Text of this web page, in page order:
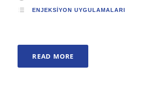
ENJEKSIYON UYGULAMALARI
READ MORE